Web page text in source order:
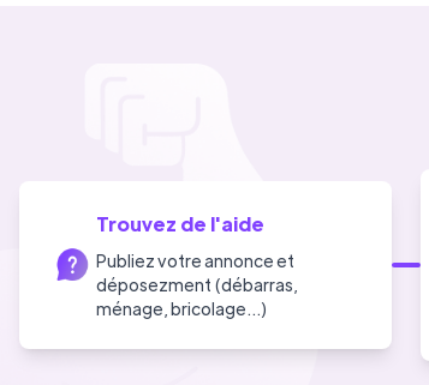
Trouvez de l'aide
Publiez votre annonce et
déposezment (débarras,
ménage, bricolage...)